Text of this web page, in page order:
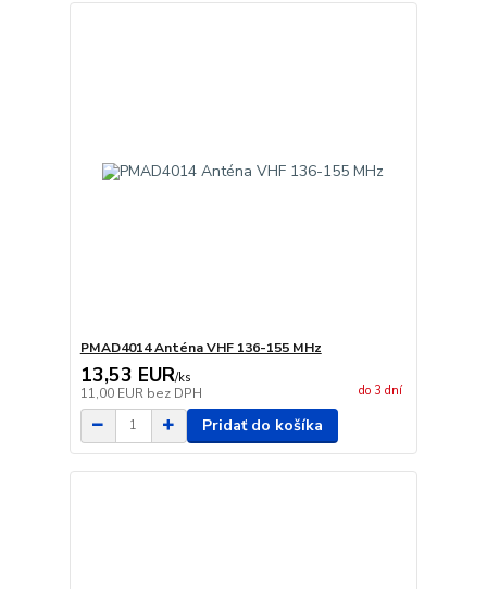
PMAD4014 Anténa VHF 136-155 MHz
13,53 EUR/ks
11,00 EUR bez DPH do 3 dní
Pridať do košíka